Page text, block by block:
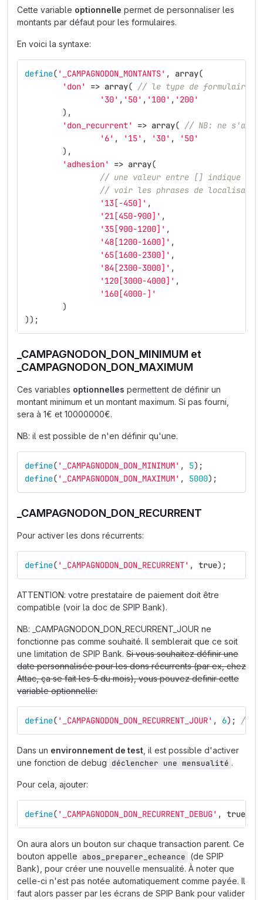
Cette variable optionnelle permet de personnaliser les
montants par défaut pour les formulaires.
En voici la syntaxe:
define( '_CAMPAGNODON_MONTANTS' , array(
'don'
=> array( // le type de formulaire.
'30' , '50' , '100' , '200'
),
'don_recurrent'
=> array( // NB: ne
'6' , '15' , '30' ,
'50'
),
'adhesion'
=> array(
// une valeur entre [] indique
// voir les phrases de localisation
'13[-450]' ,
'21[450-900]' ,
'35[900-1200]' ,
'48[1200-1600]' ,
'65[1600-2300]' ,
'84[2300-3000]' ,
'120[3000-4000]' ,
'160[4000-]'
)
));
_CAMPAGNODON_DON_MINIMUM et
_CAMPAGNODON_DON_MAXIMUM
Ces variables optionnelles permettent de définir un
montant minimum et un montant maximum. Si pas fourni,
sera à 1€ et 10000000€.
NB: il est possible de n'en définir qu'une.
define( '_CAMPAGNODON_DON_MINIMUM' , 5);
define( '_CAMPAGNODON_DON_MAXIMUM' , 5000);
_CAMPAGNODON_DON_RECURRENT
Pour activer les dons récurrents:
define( '_CAMPAGNODON_DON_RECURRENT' , true);
ATTENTION: votre prestataire de paiement doit être
compatible (voir la doc de SPIP Bank).
NB: _CAMPAGNODON_DON_RECURRENT_JOUR ne
fonctionne pas comme souhaité. Il semblerait que ce soit
une limitation de SPIP Bank. Si vous souhaitez définir une
date personnalisée pour les dons récurrents (par ex, chez
Attac, ça se fait les 5 du mois), vous pouvez definir cette
variable optionnelle:
define( '_CAMPAGNODON_DON_RECURRENT_JOUR' , 6); // le
Dans un environnement de test , il est possible d'activer
une fonction de debug déclencher une mensualité .
Pour cela, ajouter:
define( '_CAMPAGNODON_DON_RECURRENT_DEBUG' , true
On aura alors un bouton sur chaque transaction parent. Ce
bouton appelle abos_preparer_echeance (de SPIP
Bank), pour créer une nouvelle mensualité. À noter que
celle-ci n'est pas notée automatiquement comme payée. Il
faut alors passer par les écrans de SPIP Bank pour valider